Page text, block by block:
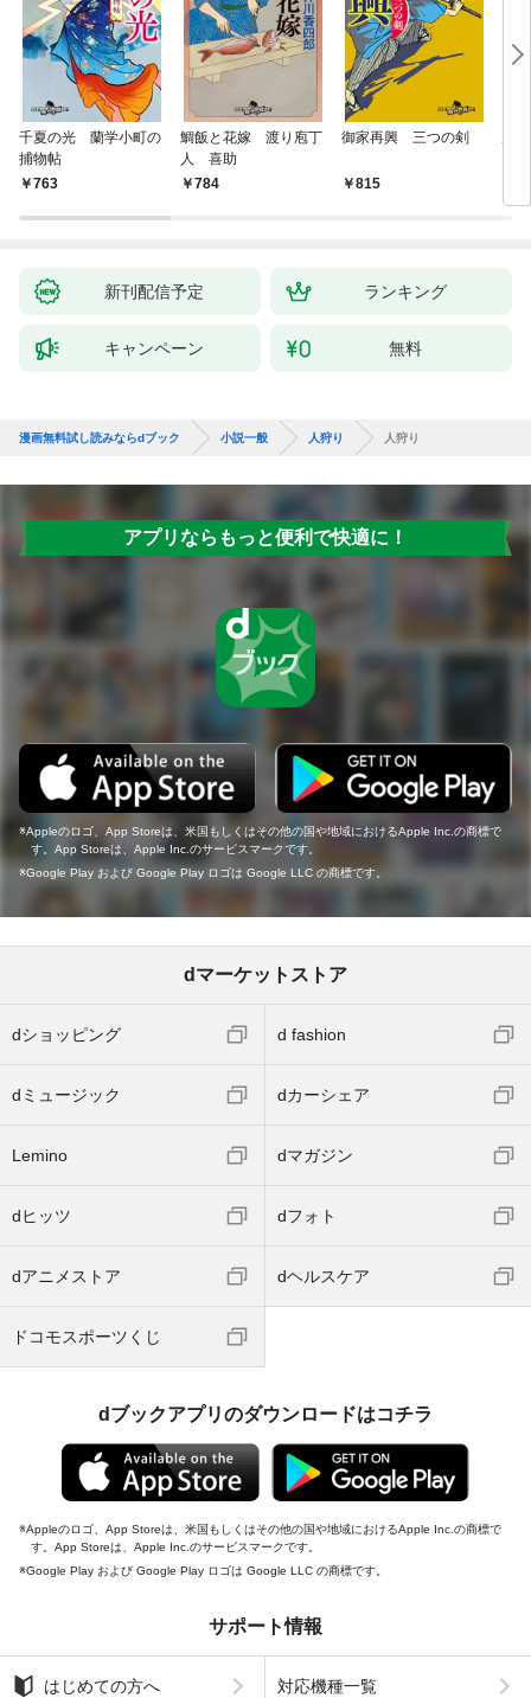
千夏の光 蘭学小町の
捕物帖
763
鯛飯と花嫁 渡り庖丁
人 喜助
784
御家再興 三つの剣
815
新刊配信予定 ランキング
キャンペーン 無料
漫画無料試し読みならdブック 小説一般 人狩り 人狩り
アプリならもっと便利で快適に！
Appleのロゴ、App Storeは、米国もしくはその他の国や地域におけるApple Inc.の商標で
す。App Storeは、Apple Inc.のサービスマークです。
Google Play および Google Play ロゴは Google LLC の商標です。
dマーケットストア
dショッピング d fashion
dミュージック dカーシェア
Lemino dマガジン
dヒッツ dフォト
dアニメストア dヘルスケア
ドコモスポーツくじ
dブックアプリのダウンロードはコチラ
Appleのロゴ、App Storeは、米国もしくはその他の国や地域におけるApple Inc.の商標で
す。App Storeは、Apple Inc.のサービスマークです。
Google Play および Google Play ロゴは Google LLC の商標です。
サポート情報
はじめての方へ 対応機種一覧